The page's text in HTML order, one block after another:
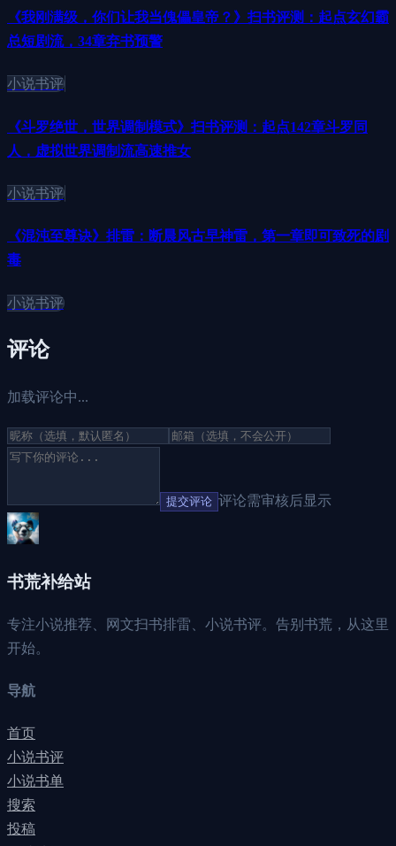
《我刚满级，你们让我当傀儡皇帝？》扫书评测：起点玄幻霸
总短剧流，34章弃书预警
小说书评
《斗罗绝世，世界调制模式》扫书评测：起点142章斗罗同
人，虚拟世界调制流高速推女
小说书评
《混沌至尊诀》排雷：断晨风古早神雷，第一章即可致死的剧
毒
小说书评
评论
加载评论中...
提交评论 评论需审核后显示
书荒补给站
专注小说推荐、网文扫书排雷、小说书评。告别书荒，从这里
开始。
导航
首页
小说书评
小说书单
搜索
投稿